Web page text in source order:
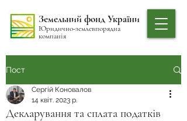
Земельний фонд України
Юридично-землевпорядна
компанія
Пост
Декларування та сплата податків
Сергій Коновалов
14 квіт. 2023 р.